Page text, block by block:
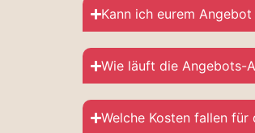
Kann ich eurem
Wie läuft die Angebots-
Welche Kosten fallen für